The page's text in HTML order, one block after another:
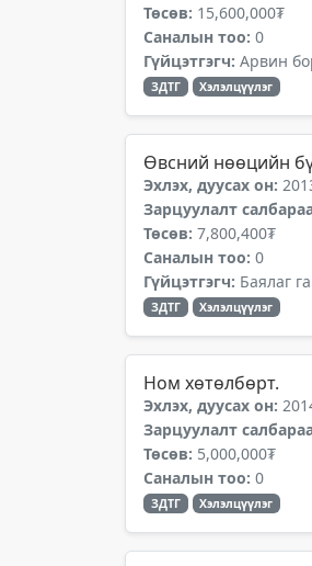
Төсөв: 15,600,000₮
Саналын тоо: 0
Гүйцэтгэгч: Арвин
ЗДТГ Хэлэлцүүлэг
Өвсний нөөцийн
Эхлэх, дуусах он:
Зарцуулалт
Төсөв: 7,800,400₮
Саналын тоо: 0
Гүйцэтгэгч: Баялаг
ЗДТГ Хэлэлцүүлэг
Ном хөтөлбөрт.
Эхлэх, дуусах он:
Зарцуулалт
Төсөв: 5,000,000₮
Саналын тоо: 0
ЗДТГ Хэлэлцүүлэг